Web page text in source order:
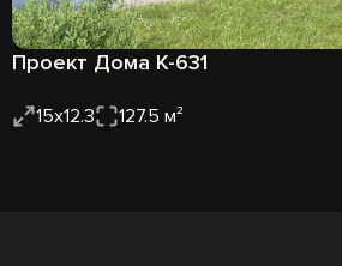
Проект Дома К-631
15х12.3 127.5 м²